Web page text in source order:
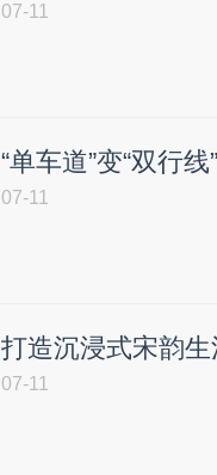
07-11
“单车道”变“双行
07-11
打造沉浸式宋韵
07-11